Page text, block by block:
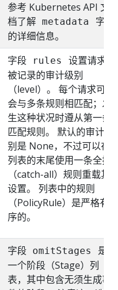
参考 Kubernetes API 文
档了解 metadata
字段
的详细信息。
字段 rules
设置请求要
被记录的审计级别
（level）。 每个请求可能
会与多条规则相匹配；发
生这种状况时遵从第一条
匹配规则。 默认的审计级
别是 None，不过可以在
列表的末尾使用一条全抓
（catch-all）规则重载其
设置。 列表中的规则
（PolicyRule）是严格有
序的。
字段 omitStages
是
一个阶段（Stage）列
表，其中包含无须生成事